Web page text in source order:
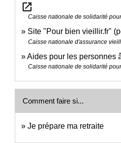
open_in_new
Caisse nationale de solidarité
Site "Pour bien vieillir.fr"
Caisse nationale d'assurance
Aides pour les personnes
Caisse nationale de solidarité
Comment faire si...
Je prépare ma retraite